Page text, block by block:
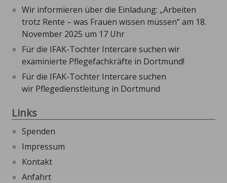
Wir informieren über die Einladung: „Arbeiten
trotz Rente – was Frauen wissen müssen“ am 18.
November 2025 um 17 Uhr
Für die IFAK-Tochter Intercare suchen wir
examinierte Pflegefachkräfte in Dortmund!
Für die IFAK-Tochter Intercare suchen
wir Pflegedienstleitung in Dortmund
Links
Spenden
Impressum
Kontakt
Anfahrt